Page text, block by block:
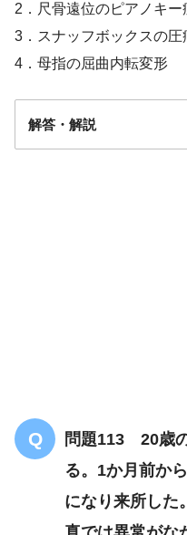
2．尺骨遠位のピアノキー
3．スナッフボックスの圧
4．母指の屈曲内転変形
解答・解説
問題113 20歳
る。1か月前か
になり来所した